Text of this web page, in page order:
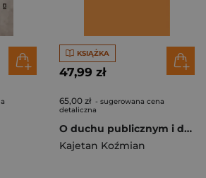
KSIĄŻKA
47,99 zł
65,00 zł - sugerowana cena
detaliczna
O duchu publicznym i duchu pieniactwa
Kajetan Koźmian